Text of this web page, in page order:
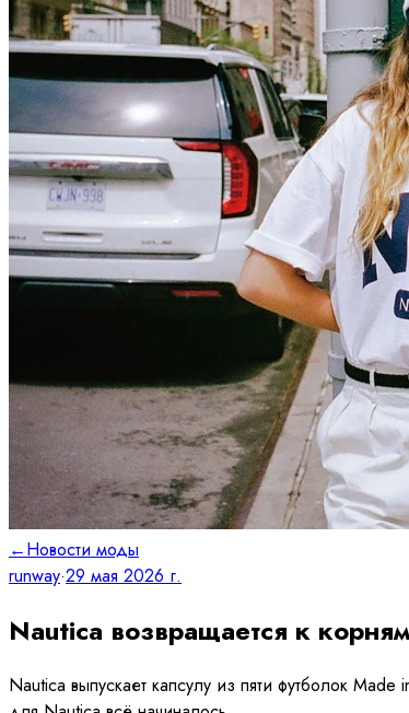
←Новости моды
runway·29 мая 2026 г.
Nautica возвращается к
Nautica выпускает капсулу из пяти футболок